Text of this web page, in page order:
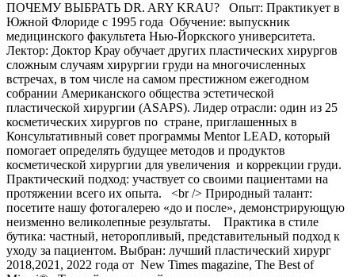
ПОЧЕМУ ВЫБРАТЬ DR. ARY KRAU? Опыт: Практикует в
Южной Флориде с 1995 года Обучение: выпускник
медицинского факультета Нью-Йоркского университета.
Лектор: Доктор Крау обучает других пластических хирургов
сложным случаям хирургии груди на многочисленных
встречах, в том числе на самом престижном ежегодном
собрании Американского общества эстетической
пластической хирургии (ASAPS). Лидер отрасли: один из 25
косметических хирургов по стране, приглашенных в
Консультативный совет программы Mentor LEAD, который
помогает определять будущее методов и продуктов
косметической хирургии для увеличения и коррекции груди.
Практический подход: участвует со своими пациентами на
протяжении всего их опыта. <br /> Природный талант:
посетите нашу фотогалерею «до и после», демонстрирующую
неизменно великолепные результаты. Практика в стиле
бутика: частный, неторопливый, представительный подход к
уходу за пациентом. Выбран: лучший пластический хирург
2018,2021, 2022 года от New Times magazine, The Best of